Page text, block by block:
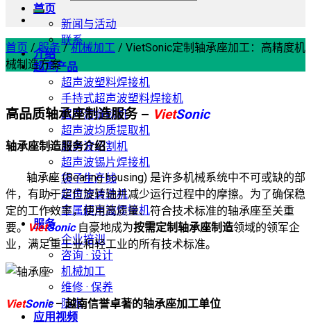
首页
新闻与活动
联系
介绍
超声产品
超声波塑料焊接机
手持式超声波塑料焊接机
超声波缝纫机
超声波均质提取机
超声波切割机
超声波锡片焊接机
袋子生产线
超声波清洗机
金属超声波焊接机
服务
企业培训
咨询 · 设计
机械加工
维修 · 保养
防水
应用视频
首页 / 服务 / 机械加工 / VietSonic定制轴承座加工：高精度机
械制造方案
高品质轴承座制造服务 – VietSonic
轴承座制造服务介绍
轴承座 (Bearing housing) 是许多机械系统中不可或缺的部
件，有助于定位旋转轴并减少运行过程中的摩擦。为了确保稳
定的工作效率，使用高质量、符合技术标准的轴承座至关重
要。 VietSonic自豪地成为按需定制轴承座制造领域的领军企
业，满足重工业和轻工业的所有技术标准。
VietSonic– 越南信誉卓著的轴承座加工单位